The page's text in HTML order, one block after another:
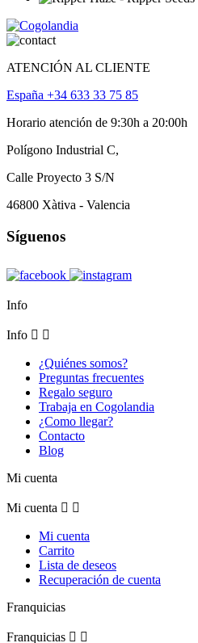
ATENCIÓN AL CLIENTE
España +34 633 33 75 85
Horario atención de 9:30h a 20:00h
Polígono Industrial C,
Calle Proyecto 3 S/N
46800 Xàtiva - Valencia
Síguenos
Info
Info  
¿Quiénes somos?
Preguntas frecuentes
Regalo seguro
Trabaja en Cogolandia
¿Como llegar?
Contacto
Blog
Mi cuenta
Mi cuenta  
Mi cuenta
Carrito
Lista de deseos
Recuperación de cuenta
Franquicias
Franquicias  